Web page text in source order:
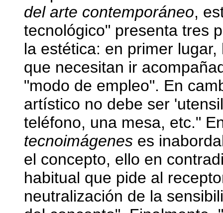
del arte contemporáneo,
tecnológico" presenta tres
la estética: en primer
que necesitan ir
"modo de empleo". En
artístico no debe ser
teléfono, una mesa, etc."
tecnoimágenes es
el concepto, ello en
habitual que pide al
neutralización de la